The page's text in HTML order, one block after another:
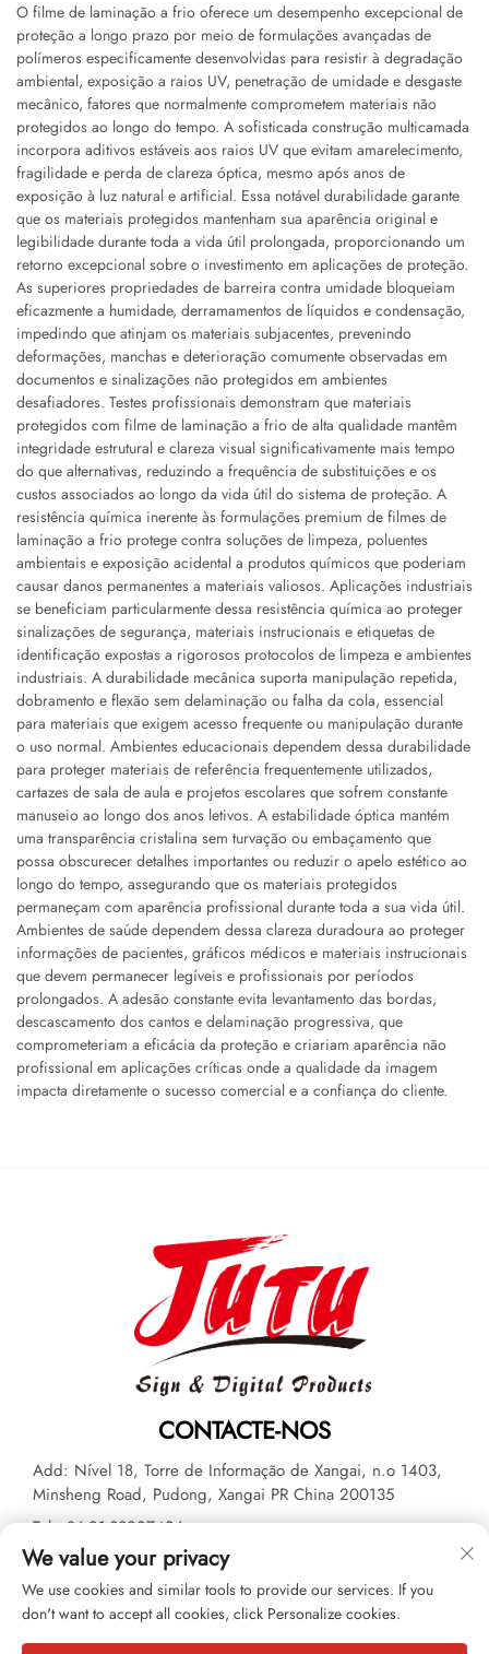
O filme de laminação a frio oferece um desempenho excepcional de
proteção a longo prazo por meio de formulações avançadas de
polímeros especificamente desenvolvidas para resistir à degradação
ambiental, exposição a raios UV, penetração de umidade e desgaste
mecânico, fatores que normalmente comprometem materiais não
protegidos ao longo do tempo. A sofisticada construção multicamada
incorpora aditivos estáveis aos raios UV que evitam amarelecimento,
fragilidade e perda de clareza óptica, mesmo após anos de
exposição à luz natural e artificial. Essa notável durabilidade garante
que os materiais protegidos mantenham sua aparência original e
legibilidade durante toda a vida útil prolongada, proporcionando um
retorno excepcional sobre o investimento em aplicações de proteção.
As superiores propriedades de barreira contra umidade bloqueiam
eficazmente a humidade, derramamentos de líquidos e condensação,
impedindo que atinjam os materiais subjacentes, prevenindo
deformações, manchas e deterioração comumente observadas em
documentos e sinalizações não protegidos em ambientes
desafiadores. Testes profissionais demonstram que materiais
protegidos com filme de laminação a frio de alta qualidade mantêm
integridade estrutural e clareza visual significativamente mais tempo
do que alternativas, reduzindo a frequência de substituições e os
custos associados ao longo da vida útil do sistema de proteção. A
resistência química inerente às formulações premium de filmes de
laminação a frio protege contra soluções de limpeza, poluentes
ambientais e exposição acidental a produtos químicos que poderiam
causar danos permanentes a materiais valiosos. Aplicações industriais
se beneficiam particularmente dessa resistência química ao proteger
sinalizações de segurança, materiais instrucionais e etiquetas de
identificação expostas a rigorosos protocolos de limpeza e ambientes
industriais. A durabilidade mecânica suporta manipulação repetida,
dobramento e flexão sem delaminação ou falha da cola, essencial
para materiais que exigem acesso frequente ou manipulação durante
o uso normal. Ambientes educacionais dependem dessa durabilidade
para proteger materiais de referência frequentemente utilizados,
cartazes de sala de aula e projetos escolares que sofrem constante
manuseio ao longo dos anos letivos. A estabilidade óptica mantém
uma transparência cristalina sem turvação ou embaçamento que
possa obscurecer detalhes importantes ou reduzir o apelo estético ao
longo do tempo, assegurando que os materiais protegidos
permaneçam com aparência profissional durante toda a sua vida útil.
Ambientes de saúde dependem dessa clareza duradoura ao proteger
informações de pacientes, gráficos médicos e materiais instrucionais
que devem permanecer legíveis e profissionais por períodos
prolongados. A adesão constante evita levantamento das bordas,
descascamento dos cantos e delaminação progressiva, que
comprometeriam a eficácia da proteção e criariam aparência não
profissional em aplicações críticas onde a qualidade da imagem
impacta diretamente o sucesso comercial e a confiança do cliente.
CONTACTE-NOS
Add: Nível 18, Torre de Informação de Xangai, n.o 1403,
Minsheng Road, Pudong, Xangai PR China 200135
Tel:+86-21-33927426
E-mail:[email protected]
Copyright © 2026 JUTU New Materials Technology Limited
We value your privacy
We use cookies and similar tools to provide our services. If you
don't want to accept all cookies, click Personalize cookies.